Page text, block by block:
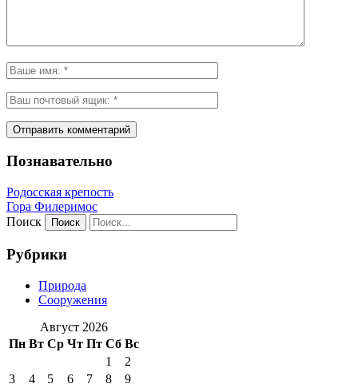
Познавательно
Родосская крепость
Гора Филеримос
Поиск
Рубрики
Природа
Сооружения
Август 2026
Пн Вт Ср Чт Пт Сб Вс
1
2
3
4 5 6 7 8
9